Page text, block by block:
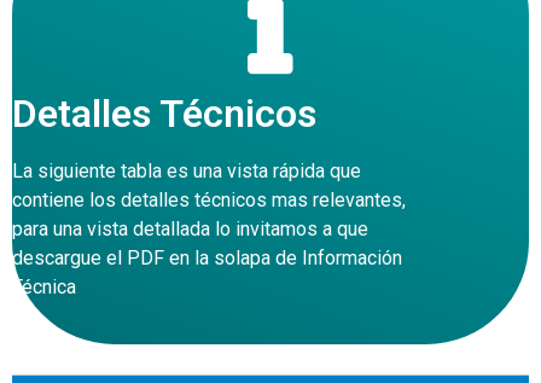
Detalles Técnicos
La siguiente tabla es una vista rápida que
contiene los detalles técnicos mas relevantes,
para una vista detallada lo invitamos a que
descargue el PDF en la solapa de Información
Técnica